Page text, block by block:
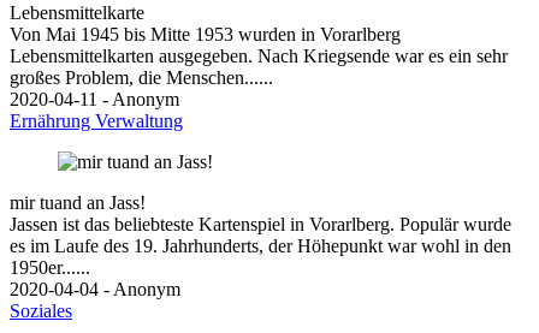
Lebensmittelkarte
Von Mai 1945 bis Mitte 1953 wurden in Vorarlberg
Lebensmittelkarten ausgegeben. Nach Kriegsende war es ein sehr
großes Problem, die Menschen......
2020-04-11 - Anonym
Ernährung Verwaltung
mir tuand an Jass!
Jassen ist das beliebteste Kartenspiel in Vorarlberg. Populär wurde
es im Laufe des 19. Jahrhunderts, der Höhepunkt war wohl in den
1950er......
2020-04-04 - Anonym
Soziales